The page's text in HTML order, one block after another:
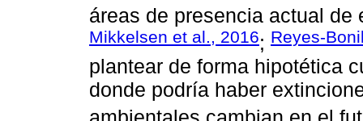
áreas de presencia actual de
Mikkelsen et al., 2016; Reyes-
plantear de forma hipotética
donde podría haber